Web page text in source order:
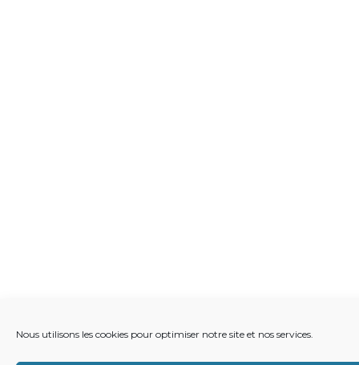
Nous utilisons les cookies pour optimiser notre site et nos services.